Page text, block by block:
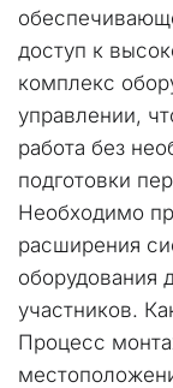
доступ к
комплекс
управлении,
работа без
подготовки
Необходимо
расширения
оборудования
участников.
Процесс